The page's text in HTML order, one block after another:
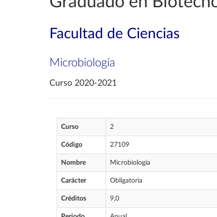
Facultad de Ciencias
Microbiología
Curso 2020-2021
Curso 2
Código 27109
Nombre Microbiología
Carácter Obligatoria
Créditos 9,0